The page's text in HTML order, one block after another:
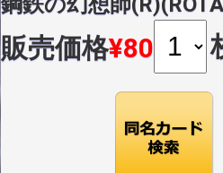
販売価格¥80